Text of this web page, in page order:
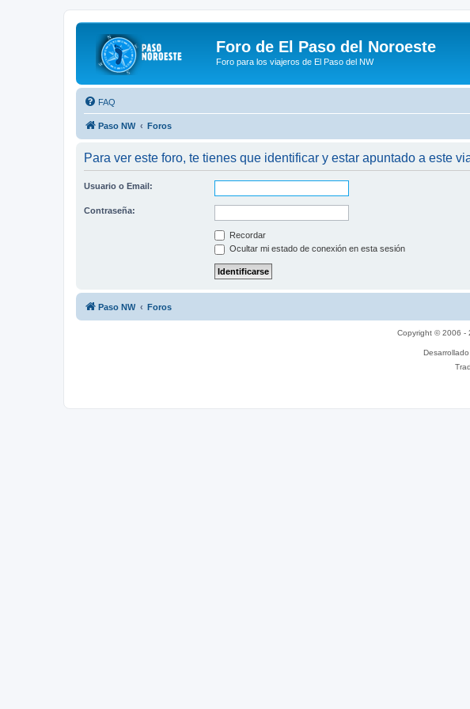
Foro de El Paso del Noroeste
Foro para los viajeros de El Paso del NW
FAQ
Paso NW Foros
Para ver este foro, te tienes que identificar y estar apuntado a este
Usuario o Email:
Contraseña:
Recordar
Ocultar mi estado de conexión en esta sesión
Paso NW Foros
Copyright © 2006 -